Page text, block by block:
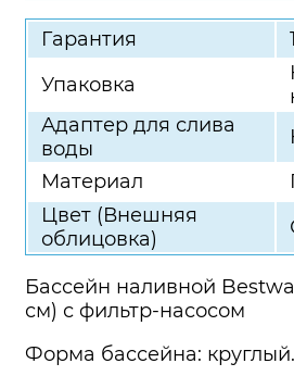
Гарантия
Упаковка
Адаптер для слива
воды
Материал
Цвет (Внешняя
облицовка)
Бассейн наливной
см) с фильтр-насосом
Форма бассейна: круглый.